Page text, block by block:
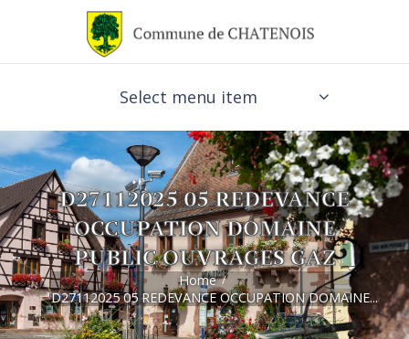
Select menu item
D27112025 05 REDEVANCE
OCCUPATION DOMAINE
PUBLIC OUVRAGES GAZ
Home
D27112025 05 REDEVANCE OCCUPATION DOMAINE...